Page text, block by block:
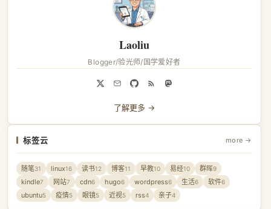
Laoliu
Blogger/验光师/国学爱好者
了解更多 →
标签云 more →
随笔31 linux16 读书12 博客11 早教10 易经10 群晖9
kindle7 网站7 cdn6 hugo6 wordpress6 生活6 软件6
ubuntu5 疫情5 眼镜5 近视5 rss4 亲子4